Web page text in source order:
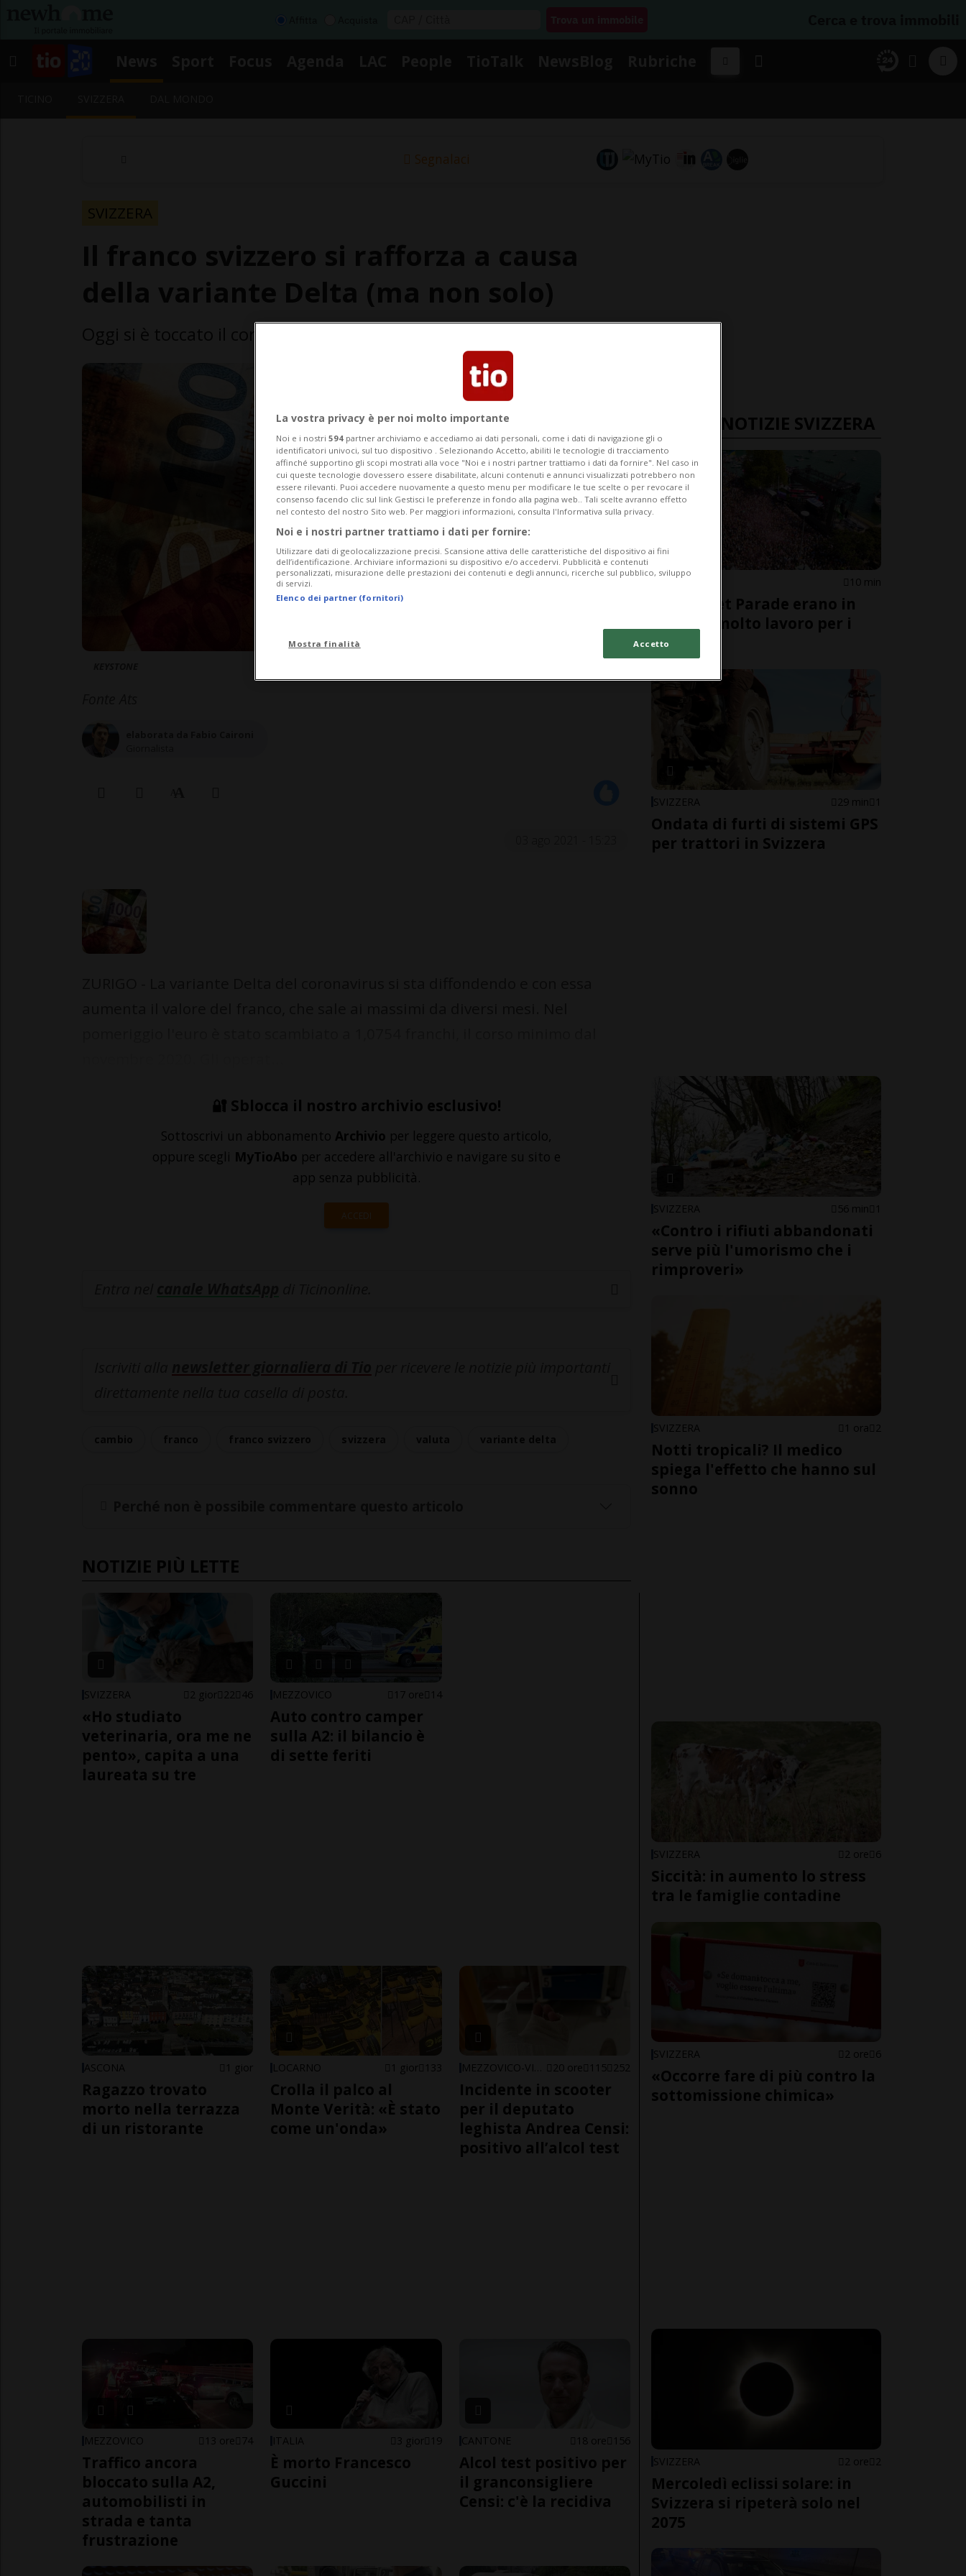
Segnalaci
SVIZZERA
🔐 Sblocca il nostro archivio esclusivo!
Sottoscrivi un abbonamento Archivio per leggere questo articolo,
oppure scegli MyTioAbo per accedere all'archivio e navigare su sito e
app senza pubblicità.
ACCEDI
NOTIZIE PIÙ LETTE
SVIZZERA 2 gior 22 46
«Ho studiato
veterinaria, ora me ne
pento», capita a una
laureata su tre
MEZZOVICO 17 ore 14
Auto contro camper
sulla A2: il bilancio è
di sette feriti
ASCONA 1 gior
Ragazzo trovato
morto nella terrazza
di un ristorante
LOCARNO 1 gior 133
Crolla il palco al
Monte Verità: «È stato
come un'onda»
20 ore 115 252
Incidente in scooter
per il deputato
leghista Andrea Censi:
positivo all’alcol test
MEZZOVICO 13 ore 74
Traffico ancora
bloccato sulla A2,
automobilisti in
strada e tanta
frustrazione
ITALIA 3 gior 19
È morto Francesco
Guccini
CANTONE 18 ore 156
Alcol test positivo per
il granconsigliere
Censi: c'è la recidiva
ULTIME NOTIZIE SVIZZERA
ZURIGO 10 min
Alla Street Parade erano in
900'000, molto lavoro per i
soccorsi
SVIZZERA 29 min 1
Ondata di furti di sistemi GPS
per trattori in Svizzera
SVIZZERA 56 min 1
«Contro i rifiuti abbandonati
serve più l'umorismo che i
rimproveri»
SVIZZERA 1 ora 2
Notti tropicali? Il medico
spiega l'effetto che hanno sul
sonno
SVIZZERA 2 ore 6
Siccità: in aumento lo stress
tra le famiglie contadine
SVIZZERA 2 ore 6
«Occorre fare di più contro la
sottomissione chimica»
SVIZZERA 2 ore 2
Mercoledì eclissi solare: in
Svizzera si ripeterà solo nel
2075
La vostra privacy è per noi molto importante
Noi e i nostri 594 partner archiviamo e accediamo ai dati personali, come i dati di navigazione gli o
identificatori univoci, sul tuo dispositivo . Selezionando Accetto, abiliti le tecnologie di tracciamento
affinché supportino gli scopi mostrati alla voce "Noi e i nostri partner trattiamo i dati da fornire". Nel caso in
cui queste tecnologie dovessero essere disabilitate, alcuni contenuti e annunci visualizzati potrebbero non
essere rilevanti. Puoi accedere nuovamente a questo menu per modificare le tue scelte o per revocare il
consenso facendo clic sul link Gestisci le preferenze in fondo alla pagina web.. Tali scelte avranno effetto
nel contesto del nostro Sito web. Per maggiori informazioni, consulta l'Informativa sulla privacy.
Noi e i nostri partner trattiamo i dati per fornire:
Utilizzare dati di geolocalizzazione precisi. Scansione attiva delle caratteristiche del dispositivo ai fini
dell’identificazione. Archiviare informazioni su dispositivo e/o accedervi. Pubblicità e contenuti
personalizzati, misurazione delle prestazioni dei contenuti e degli annunci, ricerche sul pubblico, sviluppo
di servizi.
Elenco dei partner (fornitori)
Mostra finalità Accetto